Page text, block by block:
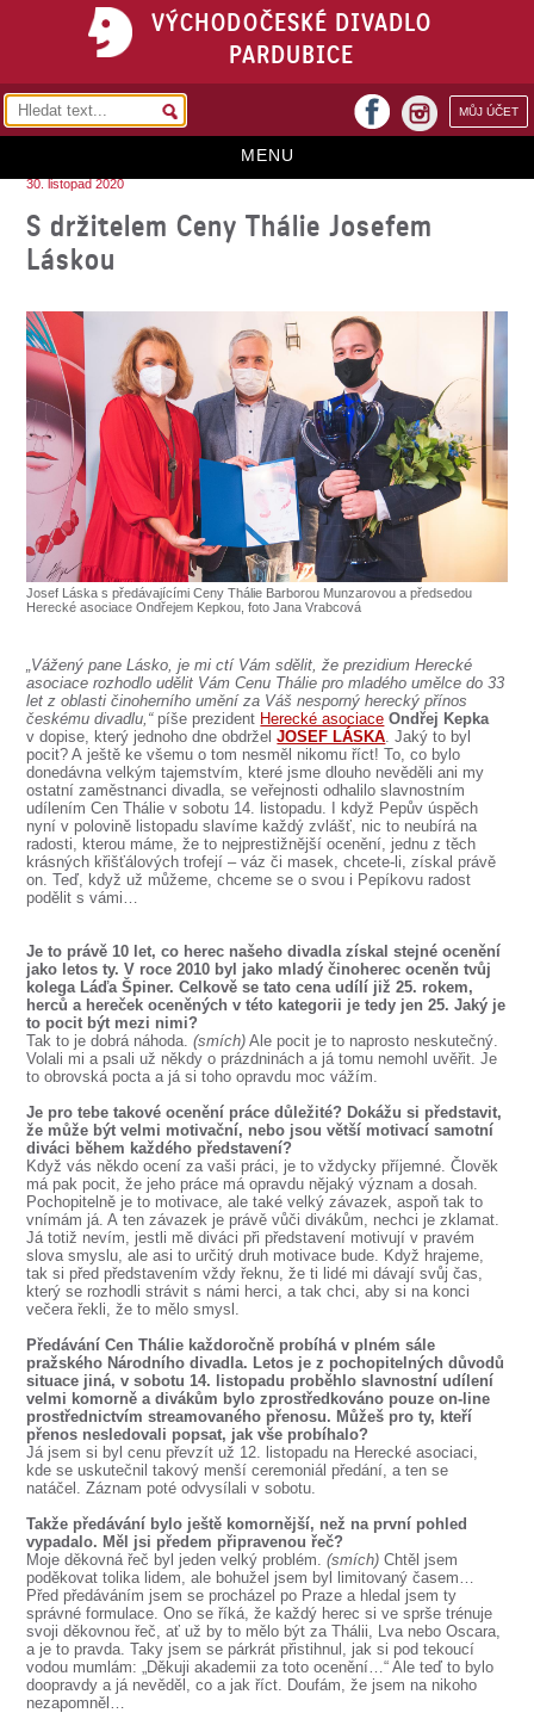
VÝCHODOČESKÉ DIVADLO
PARDUBICE
MŮJ ÚČET
facebook
MENU
VSTUPENKY
PŘEDPLATNÉ
KONTAKTY
O DIVADLE
SOUBOR
DÁLE NABÍZÍME
30. listopad 2020
S držitelem Ceny Thálie Josefem
Láskou
Josef Láska s předávajícími Ceny Thálie Barborou Munzarovou a předsedou
Herecké asociace Ondřejem Kepkou, foto Jana Vrabcová
„Vážený pane Lásko, je mi ctí Vám sdělit, že prezidium Herecké
asociace rozhodlo udělit Vám Cenu Thálie pro mladého umělce do 33
let z oblasti činoherního umění za Váš nesporný herecký přínos
českému divadlu,“ píše prezident Herecké asociace Ondřej Kepka
v dopise, který jednoho dne obdrželJOSEF LÁSKA . Jaký to byl
pocit? A ještě ke všemu o tom nesměl nikomu říct! To, co bylo
donedávna velkým tajemstvím, které jsme dlouho nevěděli ani my
ostatní zaměstnanci divadla, se veřejnosti odhalilo slavnostním
udílením Cen Thálie v sobotu 14. listopadu. I když Pepův úspěch
nyní v polovině listopadu slavíme každý zvlášť, nic to neubírá na
radosti, kterou máme, že to nejprestižnější ocenění, jednu z těch
krásných křišťálových trofejí – váz či masek, chcete-li, získal právě
on. Teď, když už můžeme, chceme se o svou i Pepíkovu radost
podělit s vámi…
Je to právě 10 let, co herec našeho divadla získal stejné ocenění
jako letos ty. V roce 2010 byl jako mladý činoherec oceněn tvůj
kolega Láďa Špiner. Celkově se tato cena udílí již 25. rokem,
herců a hereček oceněných v této kategorii je tedy jen 25. Jaký je
to pocit být mezi nimi?
Tak to je dobrá náhoda.(smích) Ale pocit je to naprosto neskutečný.
Volali mi a psali už někdy o prázdninách a já tomu nemohl uvěřit. Je
to obrovská pocta a já si toho opravdu moc vážím.
Je pro tebe takové ocenění práce důležité? Dokážu si představit,
že může být velmi motivační, nebo jsou větší motivací samotní
diváci během každého představení?
Když vás někdo ocení za vaši práci, je to vždycky příjemné. Člověk
má pak pocit, že jeho práce má opravdu nějaký význam a dosah.
Pochopitelně je to motivace, ale také velký závazek, aspoň tak to
vnímám já. A ten závazek je právě vůči divákům, nechci je zklamat.
Já totiž nevím, jestli mě diváci při představení motivují v pravém
slova smyslu, ale asi to určitý druh motivace bude. Když hrajeme,
tak si před představením vždy řeknu, že ti lidé mi dávají svůj čas,
který se rozhodli strávit s námi herci, a tak chci, aby si na konci
večera řekli, že to mělo smysl.
Předávání Cen Thálie každoročně probíhá v plném sále
pražského Národního divadla. Letos je z pochopitelných důvodů
situace jiná, v sobotu 14. listopadu proběhlo slavnostní udílení
velmi komorně a divákům bylo zprostředkováno pouze on-line
prostřednictvím streamovaného přenosu. Můžeš pro ty, kteří
přenos nesledovali popsat, jak vše probíhalo?
Já jsem si byl cenu převzít už 12. listopadu na Herecké asociaci,
kde se uskutečnil takový menší ceremoniál předání, a ten se
natáčel. Záznam poté odvysílali v sobotu.
Takže předávání bylo ještě komornější, než na první pohled
vypadalo. Měl jsi předem připravenou řeč?
Moje děkovná řeč byl jeden velký problém.(smích) Chtěl jsem
poděkovat tolika lidem, ale bohužel jsem byl limitovaný časem…
Před předáváním jsem se procházel po Praze a hledal jsem ty
správné formulace. Ono se říká, že každý herec si ve sprše trénuje
svoji děkovnou řeč, ať už by to mělo být za Thálii, Lva nebo Oscara,
a je to pravda. Taky jsem se párkrát přistihnul, jak si pod tekoucí
vodou mumlám: „Děkuji akademii za toto ocenění…“ Ale teď to bylo
doopravdy a já nevěděl, co a jak říct. Doufám, že jsem na nikoho
nezapomněl…